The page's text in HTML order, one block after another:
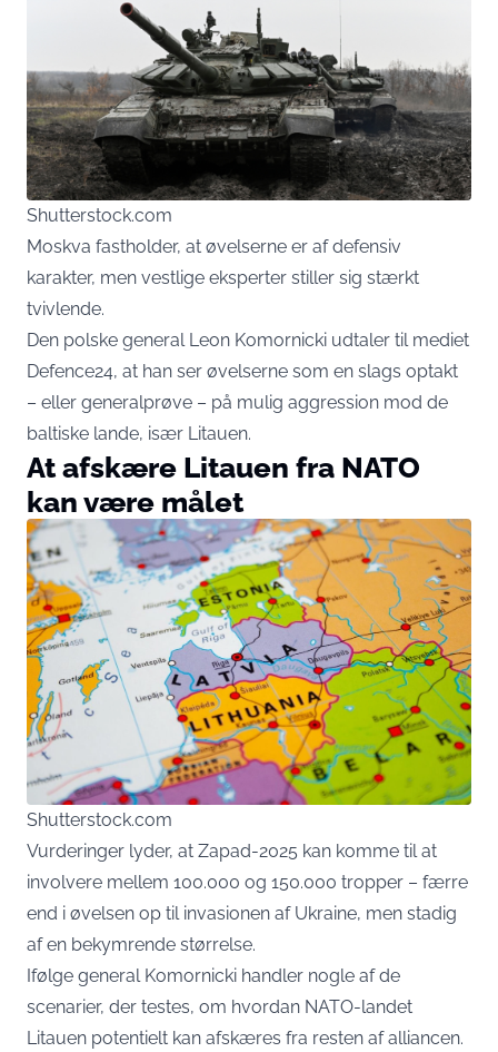
Shutterstock.com
Moskva fastholder, at øvelserne er af defensiv
karakter, men vestlige eksperter stiller sig stærkt
tvivlende.
Den polske general Leon Komornicki udtaler til mediet
Defence24, at han ser øvelserne som en slags optakt
– eller generalprøve – på mulig aggression mod de
baltiske lande, især Litauen.
At afskære Litauen fra NATO
kan være målet
Shutterstock.com
Vurderinger lyder, at Zapad-2025 kan komme til at
involvere mellem 100.000 og 150.000 tropper – færre
end i øvelsen op til invasionen af Ukraine, men stadig
af en bekymrende størrelse.
Ifølge general Komornicki handler nogle af de
scenarier, der testes, om hvordan NATO-landet
Litauen potentielt kan afskæres fra resten af alliancen.